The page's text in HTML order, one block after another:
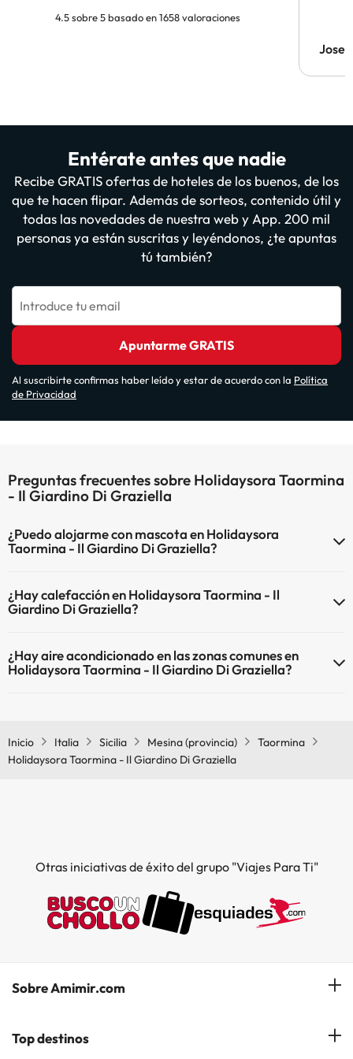
4.5 sobre 5 basado en 1658 valoraciones
Jose
Entérate antes que nadie
Recibe GRATIS ofertas de hoteles de los buenos, de los
que te hacen flipar. Además de sorteos, contenido útil y
todas las novedades de nuestra web y App. 200 mil
personas ya están suscritas y leyéndonos, ¿te apuntas
tú también?
Introduce tu email
Apuntarme GRATIS
Al suscribirte confirmas haber leído y estar de acuerdo con la Política
de Privacidad
Preguntas frecuentes sobre Holidaysora Taormina
- Il Giardino Di Graziella
¿Puedo alojarme con mascota en Holidaysora
Taormina - Il Giardino Di Graziella?
mascotas.
¿Hay calefacción en Holidaysora Taormina - Il
Giardino Di Graziella?
en las zonas comunes.
¿Hay aire acondicionado en las zonas comunes en
Holidaysora Taormina - Il Giardino Di Graziella?
Inicio
Italia Sicilia Mesina (provincia)
Taormina
Holidaysora Taormina - Il Giardino Di Graziella
Otras iniciativas de éxito del grupo "Viajes Para Ti"
Sobre Amimir.com
¿Quiénes somos?
Top destinos